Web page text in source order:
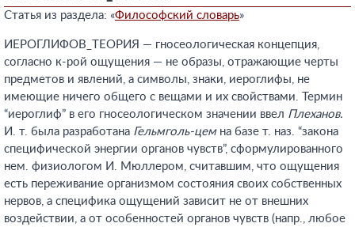
Статья из раздела: «Философский словарь»
ИЕРОГЛИФОВ_ТЕОРИЯ — гносеологическая концепция,
согласно к-рой ощущения — не образы, отражающие черты
предметов и явлений, а символы, знаки, иероглифы, не
имеющие ничего общего с вещами и их свойствами. Термин
“иероглиф” в его гносеологическом значении ввел Плеханов.
И. т. была разработана Гельмголь-цемна базе т. наз. “закона
специфической энергии органов чувств”, сформулированного
нем. физиологом И. Мюллером, считавшим, что ощущения
есть переживание организмом состояния своих собственных
нервов, а специфика ощущений зависит не от внешних
воздействии, а от особенностей органов чувств (напр., любое